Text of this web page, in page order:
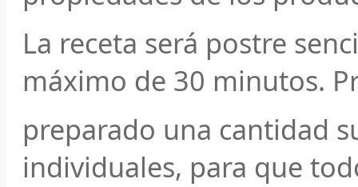
La receta será postre
máximo de 30 minutos.
preparado una cantidad
individuales, para que